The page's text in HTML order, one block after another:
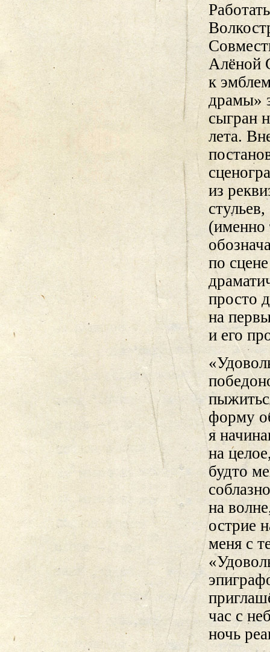
Алёной
к
драмы»
сыгран
лета.
из
(именно
по
просто
на
и его
форму
я
на
будто
на
острие
меня с
час с
ночь